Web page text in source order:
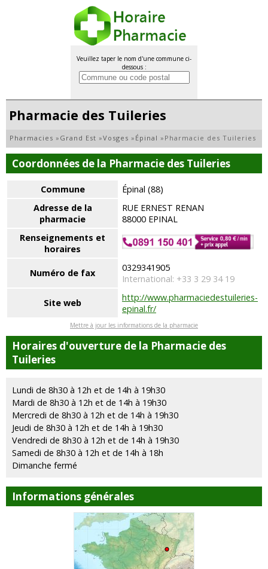
Veuillez taper le nom d'une commune ci-
dessous :
Pharmacie des Tuileries
Pharmacies » Grand Est »Vosges » Épinal » Pharmacie des Tuileries
Coordonnées de la Pharmacie des Tuileries
Commune
Épinal (88)
Adresse de la
pharmacie
RUE ERNEST RENAN
88000 EPINAL
Renseignements et
horaires
Numéro de fax
0329341905
International: +33 3 29 34 19
Site web
http://www.pharmaciedestuileries-
epinal.fr/
Mettre à jour les informations de la pharmacie
Horaires d'ouverture de la Pharmacie des
Tuileries
Lundi de 8h30 à 12h et de 14h à 19h30
Mardi de 8h30 à 12h et de 14h à 19h30
Mercredi de 8h30 à 12h et de 14h à 19h30
Jeudi de 8h30 à 12h et de 14h à 19h30
Vendredi de 8h30 à 12h et de 14h à 19h30
Samedi de 8h30 à 12h et de 14h à 18h
Dimanche fermé
Informations générales